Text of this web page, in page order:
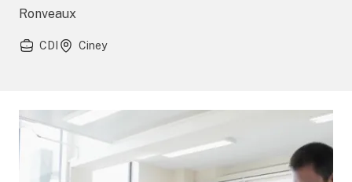
Ronveaux
CDI Ciney